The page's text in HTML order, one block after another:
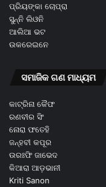
ପ୍ରିୟଙ୍କା ଚୋପ୍ରା
ସୁନ୍ନି ଲିଓନି
ଆଲିଆ ଭଟ
ଉକରେଇନେ
ସମାଜିକ ଗଣ ମାଧ୍ୟମ
କାଟ୍ରିନା କୈଫ
ରଣବୀର ସିଂ
ନୋରା ଫତେହି
ଜନ୍ହବୀ କପୂର
ଉରଃଫି ଜାଭେଦ
କିଆରା ଆଡ଼ଭାନୀ
Kriti Sanon